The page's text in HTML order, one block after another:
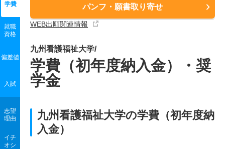
パンフ・願書取り寄せ
WEB出願関連情報
学費
就職
資格
偏差値
入試
志望
理由
イチ
オシ
九州看護福祉大学/
学費（初年度納入金）・奨
学金
九州看護福祉大学の学費（初年度納
入金）